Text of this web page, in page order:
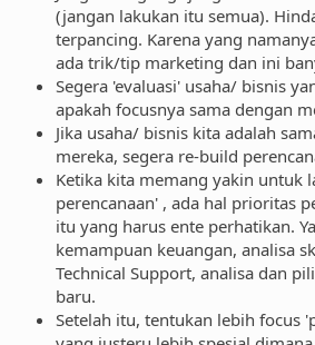
(jangan lakukan itu semua).
terpancing. Karena yang
ada trik/tip marketing dan ini
Segera 'evaluasi' usaha/ bisnis
apakah focusnya sama dengan
Jika usaha/ bisnis kita adalah
mereka, segera re-build
Ketika kita memang yakin untuk
perencanaan' , ada hal prioritas
itu yang harus ente perhatikan.
kemampuan keuangan, analisa
Technical Support, analisa dan
baru.
Setelah itu, tentukan lebih focus